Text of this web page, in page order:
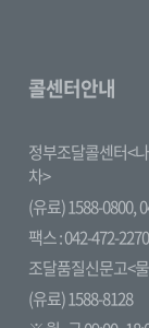
콜센터안내
정부조달콜센터<
차>
(유료) 1588-0800,
팩스 : 042-472-2270
조달품질신문고<
(유료) 1588-8128